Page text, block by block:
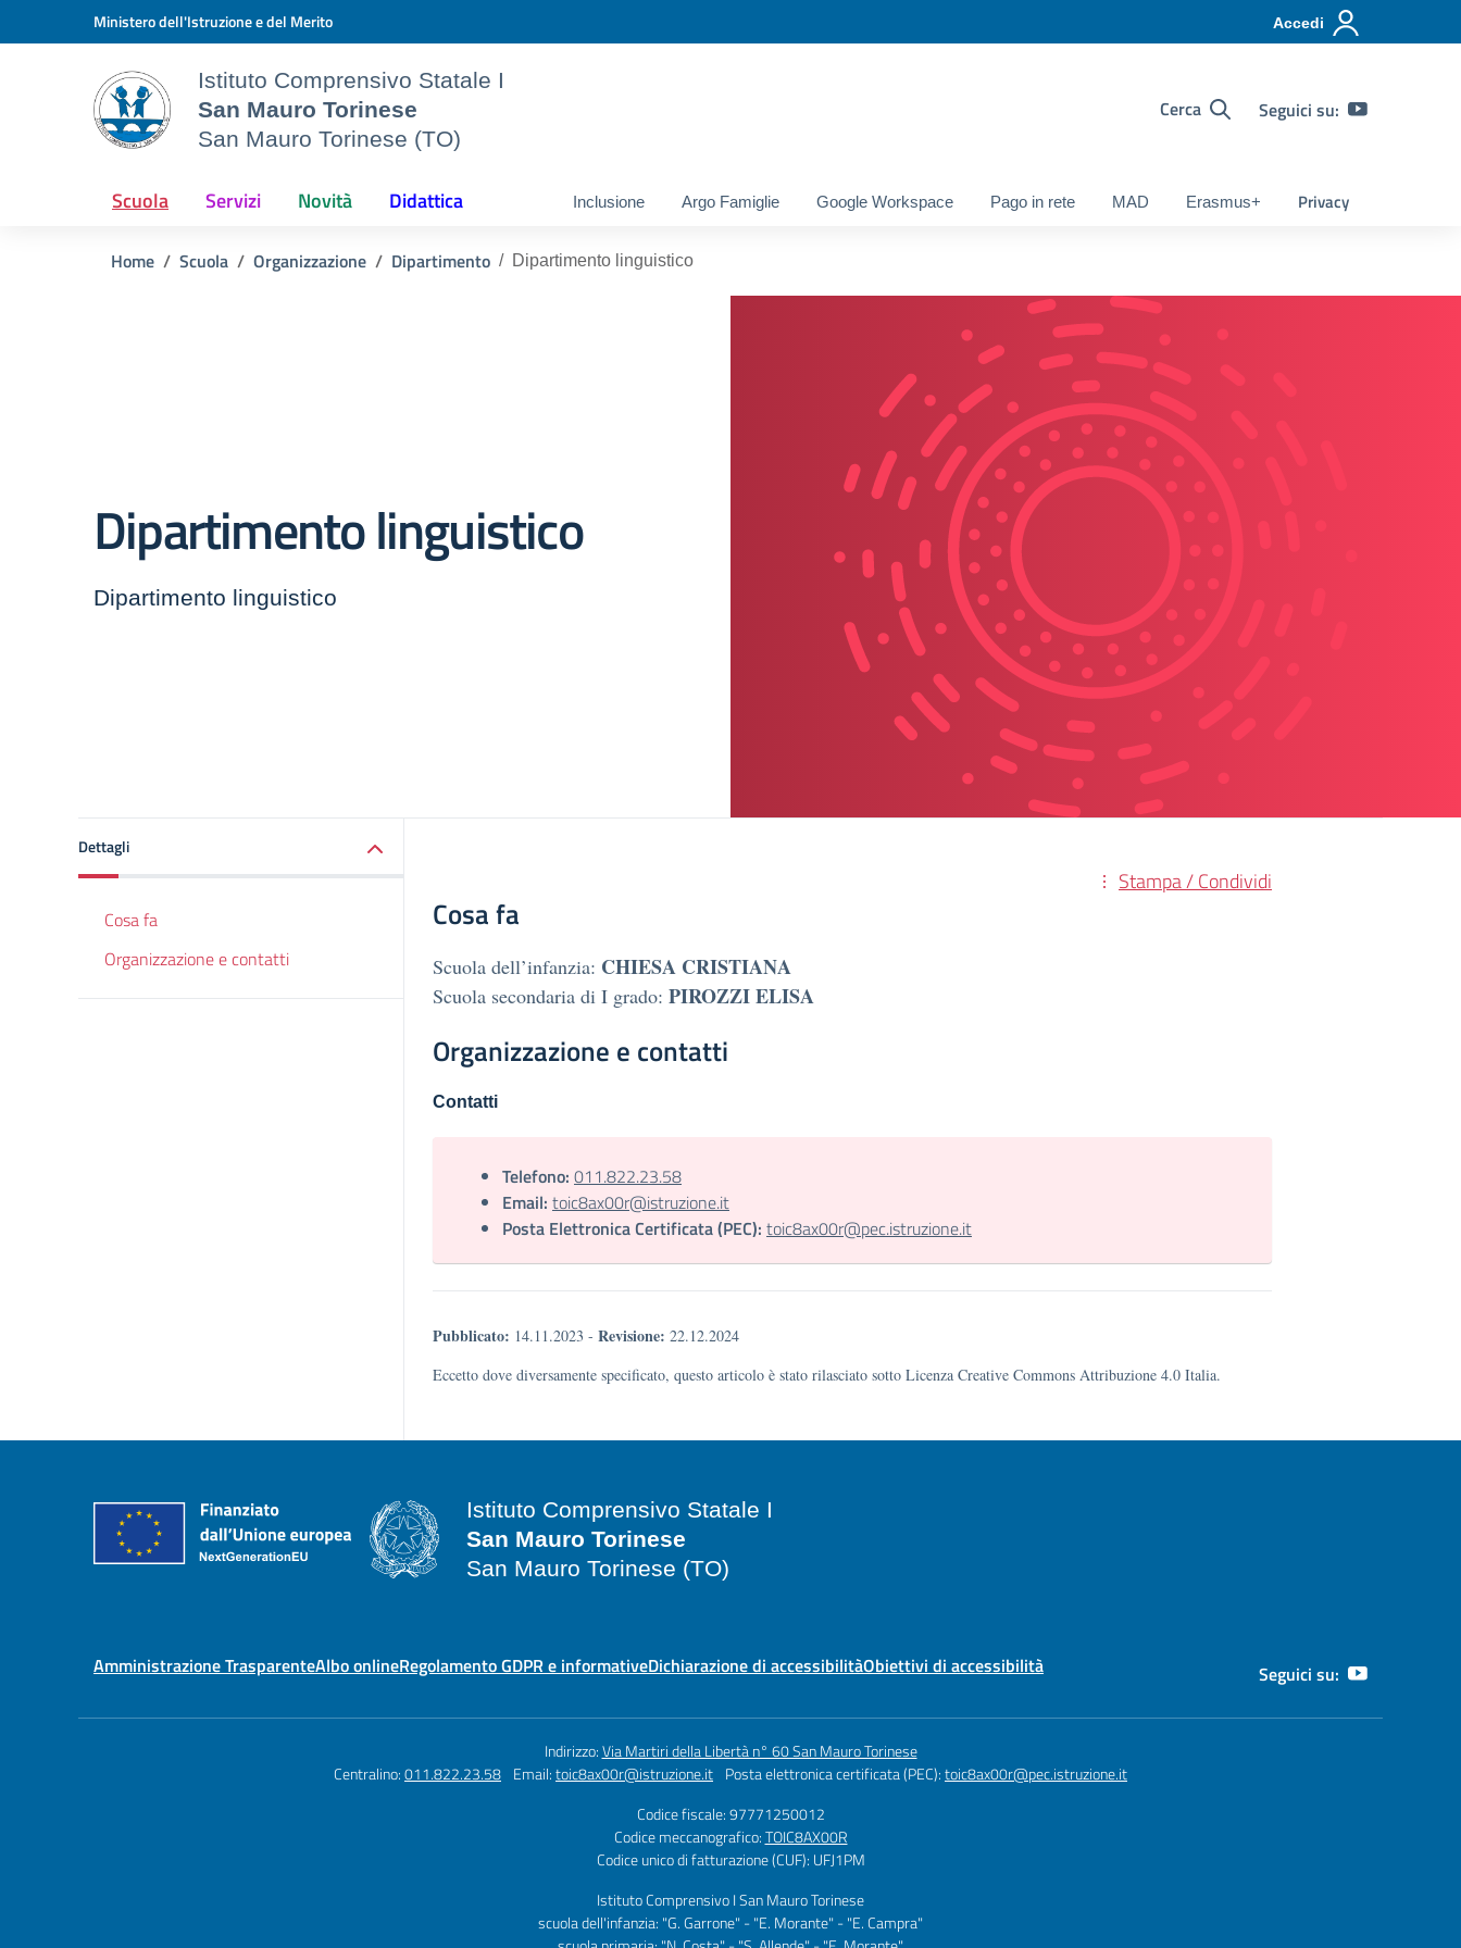
Vai ai contenuti
Vai al menu di navigazioneMinistero dell'Istruzione e del Merito Accedi
Istituto Comprensivo Statale I
San Mauro Torinese
San Mauro Torinese (TO)
Cerca Seguici su:
Scuola Servizi Novità Didattica Inclusione Argo Famiglie Google Workspace Pago in rete MAD Erasmus+ Privacy
Home Scuola Organizzazione Dipartimento Dipartimento linguistico
Dipartimento linguistico
Dipartimento linguistico
Dettagli
Cosa fa
Organizzazione e contatti
Stampa / Condividi
Cosa fa
Scuola dell’infanzia: CHIESA CRISTIANA
Scuola secondaria di I grado: PIROZZI ELISA
Organizzazione e contatti
Contatti
Telefono: 011.822.23.58
Email: toic8ax00r@istruzione.it
Posta Elettronica Certificata (PEC): toic8ax00r@pec.istruzione.it
Pubblicato: 14.11.2023 - Revisione: 22.12.2024
Eccetto dove diversamente specificato, questo articolo è stato rilasciato sotto Licenza Creative Commons Attribuzione 4.0 Italia.
Istituto Comprensivo Statale I
San Mauro Torinese
San Mauro Torinese (TO)
Amministrazione TrasparenteAlbo onlineRegolamento GDPR e informativeDichiarazione di accessibilitàObiettivi di accessibilità Seguici su:
Indirizzo:Via Martiri della Libertà n° 60 San Mauro Torinese
Centralino:011.822.23.58 Email:toic8ax00r@istruzione.it Posta elettronica certificata (PEC):toic8ax00r@pec.istruzione.it
Codice fiscale: 97771250012
Codice meccanografico:TOIC8AX00R
Codice unico di fatturazione (CUF): UFJ1PM
Istituto Comprensivo I San Mauro Torinese
scuola dell'infanzia: "G. Garrone" - "E. Morante" - "E. Campra"